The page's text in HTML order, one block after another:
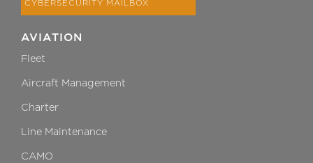
CYBERSECURITY MAILBOX
AVIATION
Fleet
Aircraft Management
Charter
Line Maintenance
CAMO